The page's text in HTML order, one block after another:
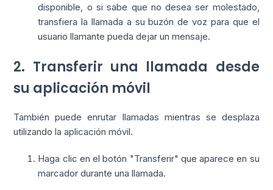
disponible, o si sabe que no desea ser molestado,
transfiera la llamada a su buzón de voz para que el
usuario llamante pueda dejar un mensaje.
2. Transferir una llamada desde
su aplicación móvil
También puede enrutar llamadas mientras se desplaza
utilizando la aplicación móvil.
Haga clic en el botón "Transferir" que aparece en su
marcador durante una llamada.